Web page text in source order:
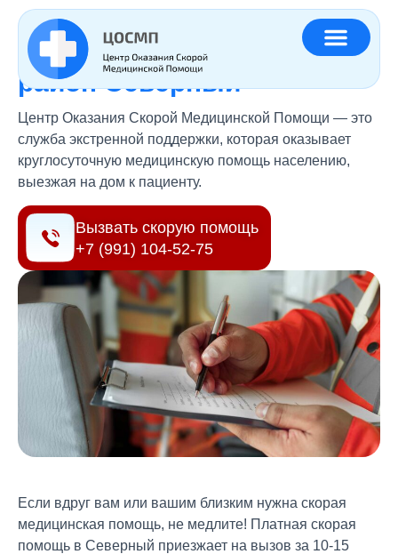
Главная »Регионы Платная скорая помощь район Северный
Платная скорая помощь
район Северный
Центр Оказания Скорой Медицинской Помощи — это
служба экстренной поддержки, которая оказывает
круглосуточную медицинскую помощь населению,
выезжая на дом к пациенту.
Вызвать скорую помощь
+7 (991) 104-52-75
Если вдруг вам или вашим близким нужна скорая
медицинская помощь, не медлите! Платная скорая
помощь в Северный приезжает на вызов за 10-15